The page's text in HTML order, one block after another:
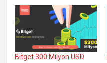
Bitget 300 Milyon USD